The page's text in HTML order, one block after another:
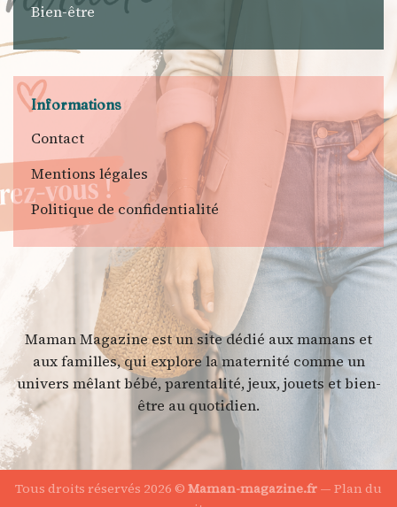
Bien-être
Informations
Contact
Mentions légales
Politique de confidentialité
Maman Magazine est un site dédié aux mamans et
aux familles, qui explore la maternité comme un
univers mêlant bébé, parentalité, jeux, jouets et bien-
être au quotidien.
Tous droits réservés 2026 © Maman-magazine.fr — Plan du